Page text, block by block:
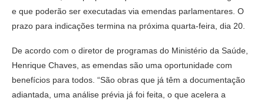
e que poderão ser executadas via emendas parlamentares. O
prazo para indicações termina na próxima quarta-feira, dia 20.
De acordo com o diretor de programas do Ministério da Saúde,
Henrique Chaves, as emendas são uma oportunidade com
benefícios para todos. “São obras que já têm a documentação
adiantada, uma análise prévia já foi feita, o que acelera a